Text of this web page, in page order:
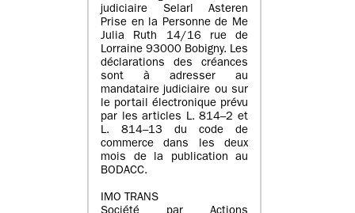
judiciaire Selarl Asteren
Prise en la Personne de Me
Julia Ruth 14/16 rue de
Lorraine 93000 Bobigny. Les
déclarations des créances
sont à adresser au
mandataire judiciaire ou sur
le portail électronique prévu
par les articles L. 814–2 et
L. 814–13 du code de
commerce dans les deux
mois de la publication au
BODACC.
IMO TRANS